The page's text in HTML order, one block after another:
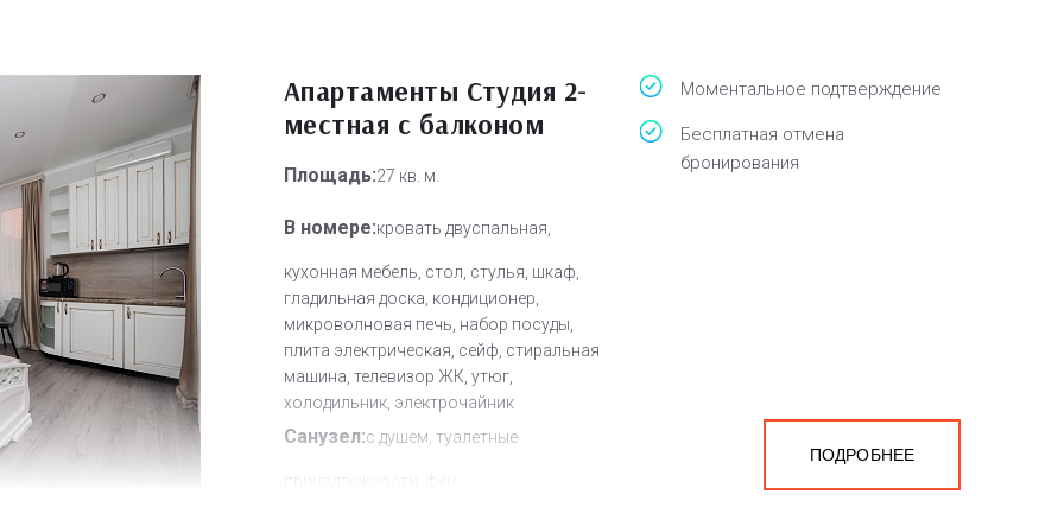
уборка номера
Дополнительное место:0
Апартаменты Студия 2-
местная с балконом
Площадь:27 кв. м.
В номере:кровать двуспальная,
кухонная мебель, стол, стулья, шкаф,
гладильная доска, кондиционер,
микроволновая печь, набор посуды,
плита электрическая, сейф, стиральная
машина, телевизор ЖК, утюг,
холодильник, электрочайник
Санузел:с душем, туалетные
Моментальное подтверждение
Бесплатная отмена
бронирования
ПОДРОБНЕЕ